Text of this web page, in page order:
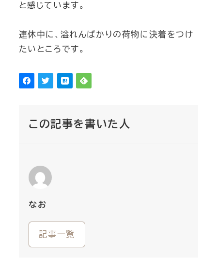
と感じています。
連休中に、溢れんばかりの荷物に決着をつけ
たいところです。
この記事を書いた人
なお
記事一覧